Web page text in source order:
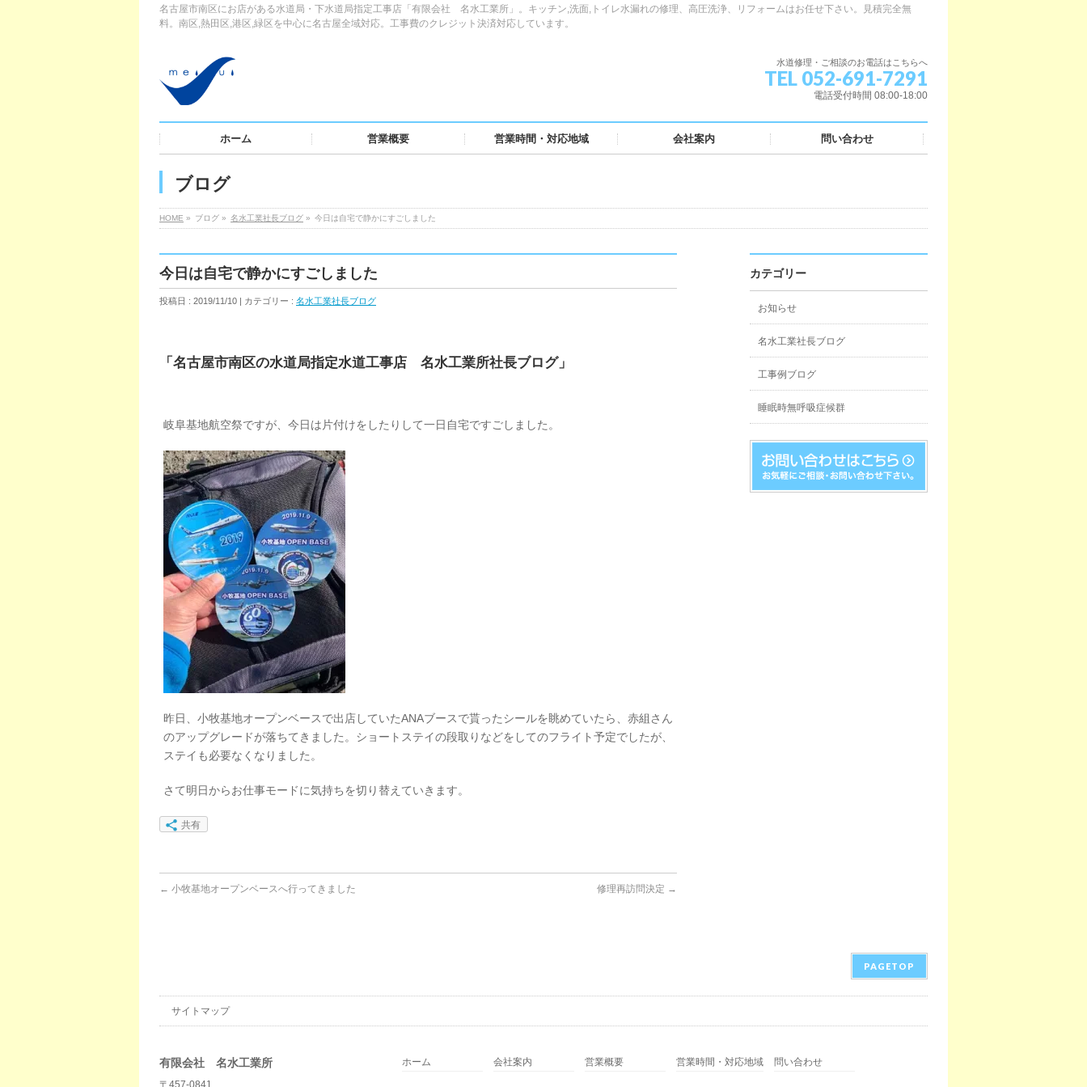
名古屋市南区にお店がある水道局・下水道局指定工事店「有限会社 名水工業所」。キッチン,洗面,トイレ水漏れの修理、高圧洗浄、リフォームはお任せ下さい。見積完全無
料。南区,熱田区,港区,緑区を中心に名古屋全域対応。工事費のクレジット決済対応しています。
水道修理・ご相談のお電話はこちらへ
TEL 052-691-7291
電話受付時間 08:00-18:00
ホーム 営業概要 営業時間・対応地域 会社案内 問い合わせ
ブログ
HOME » ブログ » 名水工業社長ブログ » 今日は自宅で静かにすごしました
今日は自宅で静かにすごしました
投稿日 : 2019/11/10 | カテゴリー : 名水工業社長ブログ
「名古屋市南区の水道局指定水道工事店 名水工業所社長ブログ」
岐阜基地航空祭ですが、今日は片付けをしたりして一日自宅ですごしました。
昨日、小牧基地オープンベースで出店していたANAブースで貰ったシールを眺めていたら、赤組さん
のアップグレードが落ちてきました。ショートステイの段取りなどをしてのフライト予定でしたが、
ステイも必要なくなりました。
さて明日からお仕事モードに気持ちを切り替えていきます。
共有
← 小牧基地オープンベースへ行ってきました 修理再訪問決定 →
カテゴリー
お知らせ
名水工業社長ブログ
工事例ブログ
睡眠時無呼吸症候群
PAGETOP
サイトマップ
有限会社 名水工業所
〒457-0841
ホーム 会社案内 営業概要 営業時間・対応地域 問い合わせ